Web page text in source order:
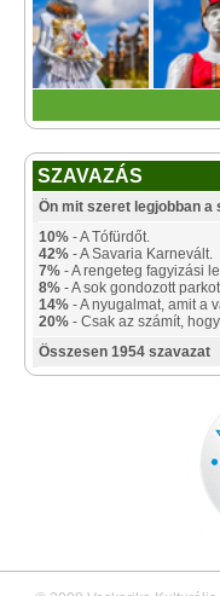
SZAVAZÁS
Ön mit szeret legjobban
10% - A Tófürdőt.
42% - A Savaria Karnevált.
7% - A rengeteg fagyizási
8% - A sok gondozott
14% - A nyugalmat, amit a
20% - Csak az számít,
Összesen 1954 szavazat